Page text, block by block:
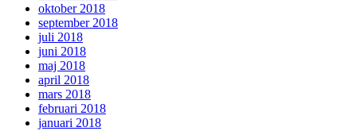
oktober 2018
september 2018
juli 2018
juni 2018
maj 2018
april 2018
mars 2018
februari 2018
januari 2018